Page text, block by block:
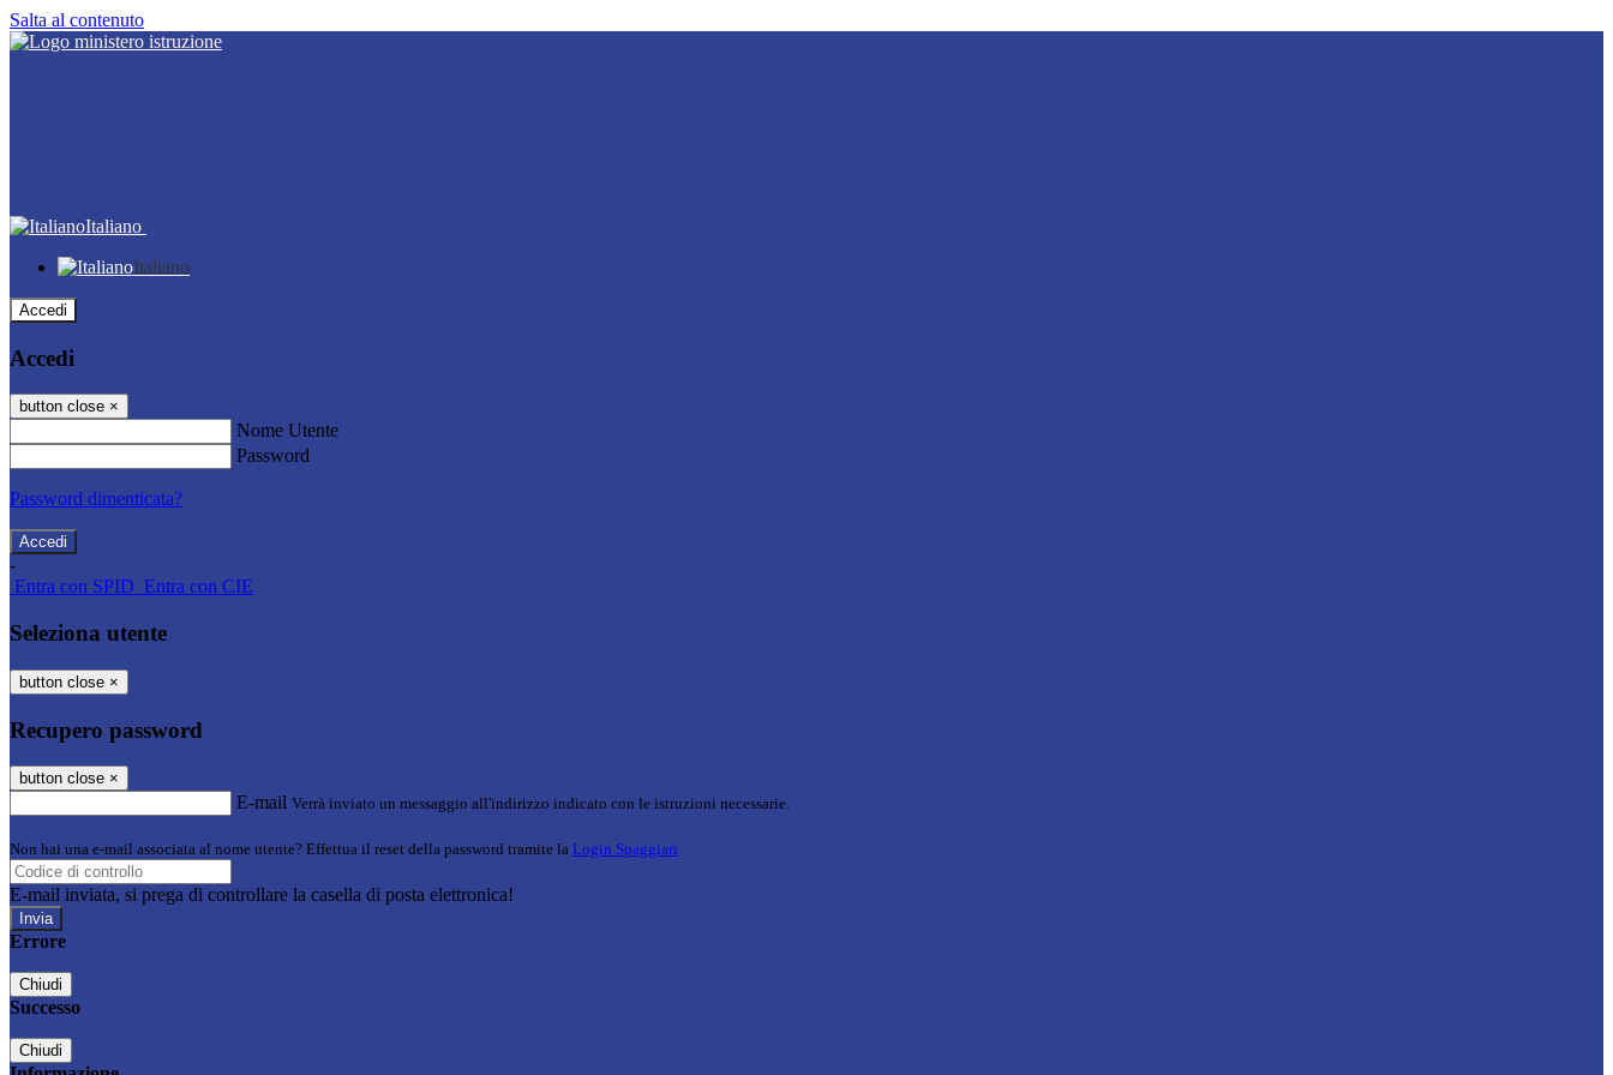
Salta al contenuto
Italiano
Italiano
Accedi
Accedi
button close ×
Nome Utente
Password
Password dimenticata?
-
Entra con SPID Entra con CIE
Seleziona utente
button close ×
Recupero password
button close ×
E-mail Verrà inviato un messaggio all'indirizzo indicato con le istruzioni necessarie.
Non hai una e-mail associata al nome utente? Effettua il reset della password tramite la Login Spaggiari
E-mail inviata, si prega di controllare la casella di posta elettronica!
Errore
Chiudi
Successo
Chiudi